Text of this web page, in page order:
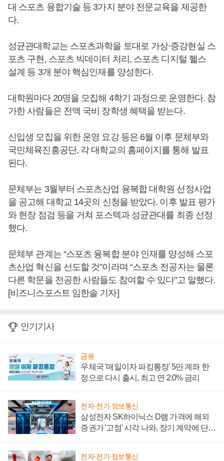
대 스포츠 융합기술 등 3가지 분야 전문교육을 제공한
다.
성균관대학교는 스포츠과학을 토대로 가상·증강현실 스
포츠 구현, 스포츠 빅데이터 처리, 스포츠 디지털 헬스
설계 등 3개 분야 핵심인재를 양성한다.
대학원마다 20명을 모집해 4학기 과정으로 운영한다. 참
가한 사람들은 전액 국비 장학생 혜택을 받는다.
신입생 모집을 위한 운영 요강 등은 6월 이후 문체부와
국민체육진흥공단, 각 대학교의 홈페이지를 통해 발표
된다.
문체부는 3월부터 스포츠산업 융복합 대학원 선정사업
을 공고해 대학교 14곳의 신청을 받았다. 이후 발표 평가
와 현장 점검 등을 거쳐 포스텍과 성균관대를 최종 선정
했다.
문체부 관계는 “스포츠 융복합 분야 인재를 양성해 스포
츠산업 혁신을 선도할 것”이라며 “스포츠 전공자는 물론
다른 학문을 전공한 사람들도 참여할 수 있다"고 말했다.
[비즈니스포스트 임한솔 기자]
인기기사
금융
우체국 '매일이자 파킹통장' 5만 계좌 한
정으로 다시 출시, 최고 연 2.0% 금리
전자·전기·정보통신
삼성전자 SK하이닉스 D램 가격에 해외
증권가 '고점' 시각 나와, 장기 계약에 단점
전자·전기·정보통신